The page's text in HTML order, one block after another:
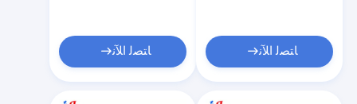
ﺎﺘﺼﻟ ﺍﻶﻧ ﺎﺘﺼﻟ ﺍﻶﻧ